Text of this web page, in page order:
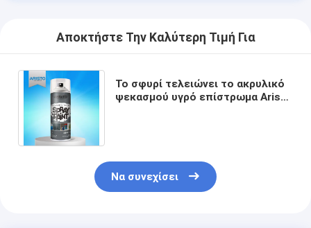
Αποκτήστε Την Καλύτερη Τιμή Για
Το σφυρί τελειώνει το ακρυλικό
ψεκασμού υγρό επίστρωμα Aristo
Να συνεχίσει